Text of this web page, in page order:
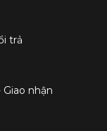
trả
nhận